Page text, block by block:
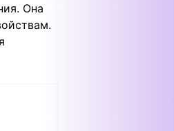
Она